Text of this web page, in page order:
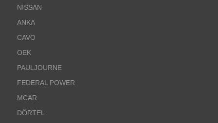
NISSAN
ANKA
CAVO
OEK
PAULJOURNE
FEDERAL POWER
MCAR
DÖRTEL